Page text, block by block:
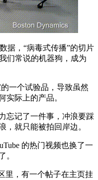
，“病毒式传播”的切片
们常说的机器狗，成为
一个试验品，导致虽然
实际上的产品。
记了一件事，冲浪要踩
，就只能被拍回岸边。
的热门视频也换了一
。
，有一个帖子在主页挂